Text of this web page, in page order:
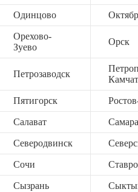
Одинцово
Орехово-
Зуево
Орск
Петрозаводск
Пятигорск
Салават Самара
Северодвинск
Сочи
Сызрань